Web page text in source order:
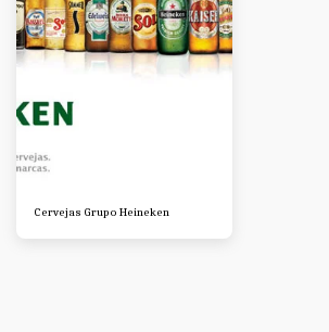
Cervejas Grupo Heineken